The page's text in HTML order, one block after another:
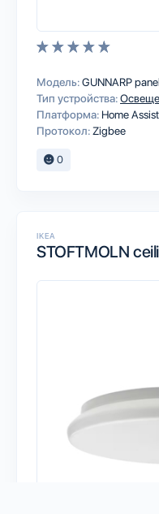
Модель:GUNNARP
Тип устройства:
Платформа: Home
Протокол: Zigbee
0
IKEA
STOFTMOLN